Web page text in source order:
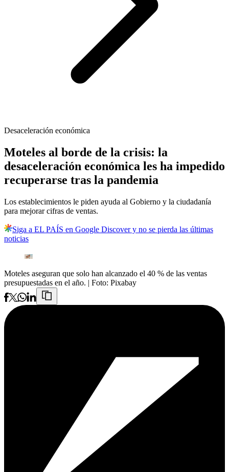
Desaceleración económica
Moteles al borde de la crisis: la
desaceleración económica les ha impedido
recuperarse tras la pandemia
Los establecimientos le piden ayuda al Gobierno y la ciudadanía
para mejorar cifras de ventas.
Siga a EL PAÍS en Google Discover y no se pierda las últimas
noticias
Moteles aseguran que solo han alcanzado el 40 % de las ventas
presupuestadas en el año. | Foto: Pixabay